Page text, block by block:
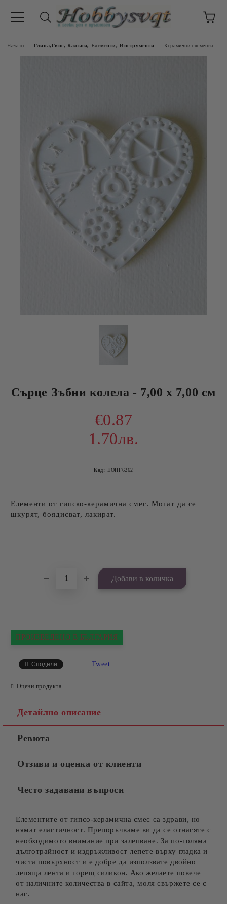
Начало Глина,Гипс, Калъпи, Елементи, Инструменти Керамични елементи
Сърце Зъбни колела - 7,00 х 7,00 см
€0.87
1.70лв.
Код: ЕОПГ6262
Елементи от гипско-керамична смес. Могат да се
шкурят, боядисват, лакират.
ПРОИЗВЕДЕНО В БЪЛГАРИЯ
Сподели Tweet
Оцени продукта
Детайлно описание
Ревюта
Отзиви и оценка от клиенти
Често задавани въпроси
Елементите от гипсо-керамична смес са здрави, но
нямат еластичност. Препоръчваме ви да се отнасяте с
необходимото внимание при залепване. За по-голяма
дълготрайност и издръжливост лепете върху гладка и
чиста повърхност и е добре да използвате двойно
лепяща лента и горещ силикон. Ако желаете повече
от наличните количества в сайта, моля свържете се с
нас.